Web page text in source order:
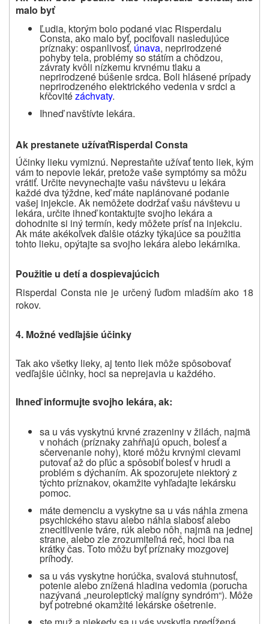
malo byť
Ľudia, ktorým bolo podané viac Risperdalu
Consta, ako malo byť, pociťovali nasledujúce
príznaky: ospanlivosť, únava, neprirodzené
pohyby tela, problémy so státím a chôdzou,
závraty kvôli nízkemu krvnému tlaku a
neprirodzené búšenie srdca. Boli hlásené prípady
neprirodzeného elektrického vedenia v srdci a
kŕčovitézáchvaty.
Ihneď navštívte lekára.
Ak prestanete užívaťRisperdal Consta
Účinky lieku vymiznú. Neprestaňte užívať tento liek, kým
vám to nepovie lekár, pretože vaše symptómy sa môžu
vrátiť. Určite nevynechajte vašu návštevu u lekára
každé dva týždne, keď máte naplánované podanie
vašej injekcie. Ak nemôžete dodržať vašu návštevu u
lekára, určite ihneď kontaktujte svojho lekára a
dohodnite si iný termín, kedy môžete prísť na injekciu.
Ak máte akékoľvek ďalšie otázky týkajúce sa použitia
tohto lieku, opýtajte sa svojho lekára alebo lekárnika.
Použitie u detí a dospievajúcich
Risperdal Consta nie je určený ľuďom mladším ako 18
rokov.
4. Možné vedľajšie účinky
Tak ako všetky lieky, aj tento liek môže spôsobovať
vedľajšie účinky, hoci sa neprejavia u každého.
Ihneď informujte svojho lekára, ak:
sa u vás vyskytnú krvné zrazeniny v žilách, najmä
v nohách (príznaky zahŕňajú opuch, bolesť a
sčervenanie nohy), ktoré môžu krvnými cievami
putovať až do pľúc a spôsobiť bolesť v hrudi a
problém s dýchaním. Ak spozorujete niektorý z
týchto príznakov, okamžite vyhľadajte lekársku
pomoc.
máte demenciu a vyskytne sa u vás náhla zmena
psychického stavu alebo náhla slabosť alebo
znecitlivenie tváre, rúk alebo nôh, najmä na jednej
strane, alebo zle zrozumiteľná reč, hoci iba na
krátky čas. Toto môžu byť príznaky mozgovej
príhody.
sa u vás vyskytne horúčka, svalová stuhnutosť,
potenie alebo znížená hladina vedomia (porucha
nazývaná „neuroleptický malígny syndróm“). Môže
byť potrebné okamžité lekárske ošetrenie.